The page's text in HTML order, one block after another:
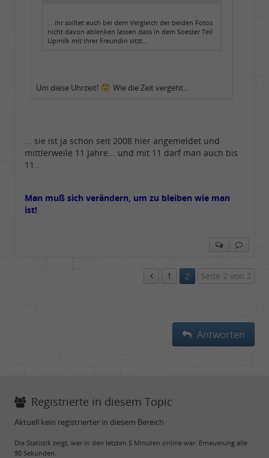
... ihr solltet euch bei dem Vergleich der beiden Fotos
nicht davon ablenken lassen dass in dem Soester Teil
Upmilk mit ihrer Freundin sitzt...
Um diese Uhrzeit! Wie die Zeit vergeht...
... sie ist ja schon seit 2008 hier angemeldet und
mittlerweile 11 Jahre... und mit 11 darf man auch bis
11...
Man muß sich verändern, um zu bleiben wie man
ist!
1 2 Seite 2 von 2
Antworten
Registrierte in diesem Topic
Aktuell kein registrierter in diesem Bereich
Die Statistik zeigt, wer in den letzten 5 Minuten online war. Erneuerung alle
90 Sekunden.